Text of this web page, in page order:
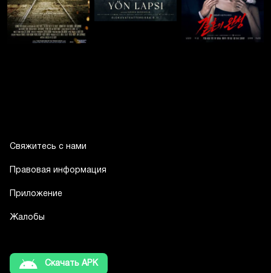
Свяжитесь с нами
Правовая информация
Приложение
Жалобы
Скачать APK